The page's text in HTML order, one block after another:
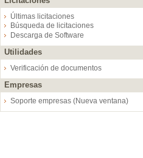
Últimas licitaciones
Búsqueda de licitaciones
Descarga de Software
Utilidades
Verificación de documentos
Empresas
Soporte empresas (Nueva ventana)